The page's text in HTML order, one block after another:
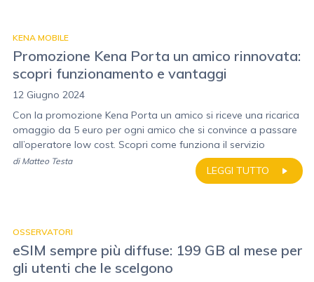
KENA MOBILE
Promozione Kena Porta un amico rinnovata:
scopri funzionamento e vantaggi
12 Giugno 2024
Con la promozione Kena Porta un amico si riceve una ricarica
omaggio da 5 euro per ogni amico che si convince a passare
all’operatore low cost. Scopri come funziona il servizio
LEGGI TUTTO
di Matteo Testa
OSSERVATORI
eSIM sempre più diffuse: 199 GB al mese per
gli utenti che le scelgono